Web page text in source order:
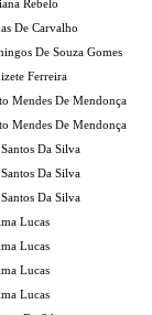
Rebelo
De Carvalho
De Souza Gomes
Ferreira
Mendes De Mendonça
Mendes De Mendonça
Da Silva
Da Silva
Da Silva
Lucas
Lucas
Lucas
Lucas